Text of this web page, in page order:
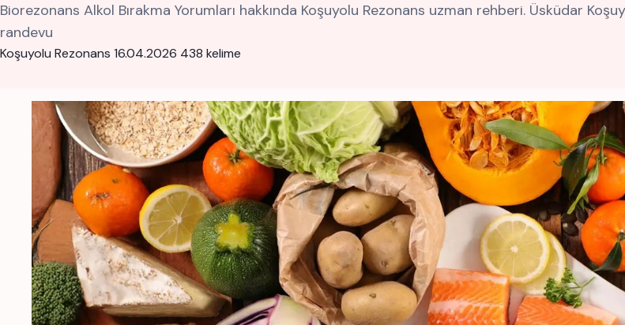
Biorezonans Alkol Bırakma Yorumları hakkında Koşuyolu Rezonans uzman rehberi. Üsküdar
randevu
Koşuyolu Rezonans 16.04.2026 438 kelime